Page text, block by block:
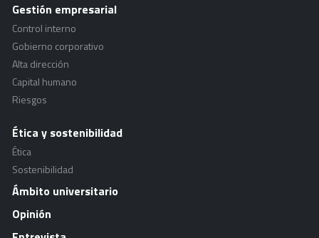
Gestión empresarial
Control interno
Gobierno corporativo
Alta dirección
Capital humano
Riesgos
Ética y sostenibilidad
Ética
Sostenibilidad
Ámbito universitario
Opinión